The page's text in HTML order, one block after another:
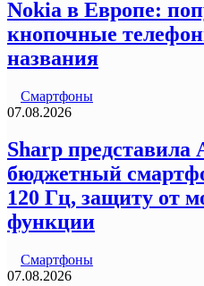
Nokia в Европе:
кнопочные
названия
Смартфоны
07.08.2026
Sharp представила
бюджетный
120 Гц, защиту от
функции
Смартфоны
07.08.2026